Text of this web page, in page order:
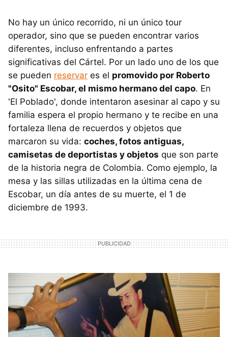
No hay un único recorrido, ni un único tour
operador, sino que se pueden encontrar varios
diferentes, incluso enfrentando a partes
significativas del Cártel. Por un lado uno de los que
se pueden reservar es el promovido por Roberto
"Osito" Escobar, el mismo hermano del capo. En
'El Poblado', donde intentaron asesinar al capo y su
familia espera el propio hermano y te recibe en una
fortaleza llena de recuerdos y objetos que
marcaron su vida: coches, fotos antiguas,
camisetas de deportistas y objetos que son parte
de la historia negra de Colombia. Como ejemplo, la
mesa y las sillas utilizadas en la última cena de
Escobar, un día antes de su muerte, el 1 de
diciembre de 1993.